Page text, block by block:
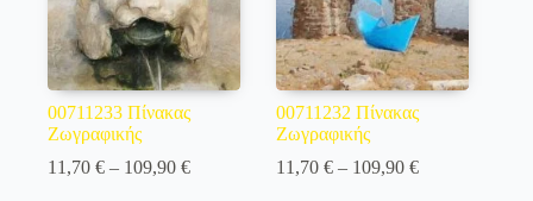
00711233 Πίνακας
Ζωγραφικής
11,70 € – 109,90 €Price
00711232 Πίνακας
Ζωγραφικής
11,70€ – 109,90€Price